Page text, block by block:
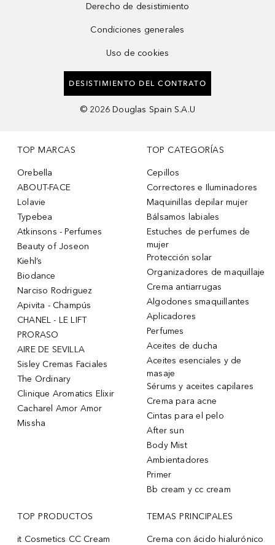
Derecho de desistimiento
Condiciones generales
Uso de cookies
DESISTIMIENTO DEL CONTRATO
© 2026 Douglas Spain S.A.U
TOP MARCAS
Orebella
ABOUT-FACE
Lolavie
Typebea
Atkinsons - Perfumes
Beauty of Joseon
Kiehl’s
Biodance
Narciso Rodriguez
Apivita - Champús
CHANEL - LE LIFT
PRORASO
AIRE DE SEVILLA
Sisley Cremas Faciales
The Ordinary
Clinique Aromatics Elixir
Cacharel Amor Amor
Missha
TOP CATEGORÍAS
Cepillos
Correctores e Iluminadores
Maquinillas depilar mujer
Bálsamos labiales
Estuches de perfumes de
mujer
Protección solar
Organizadores de maquillaje
Crema antiarrugas
Algodones smaquillantes
Aplicadores
Perfumes
Aceites de ducha
Aceites esenciales y de
masaje
Sérums y aceites capilares
Crema para acne
Cintas para el pelo
After sun
Body Mist
Ambientadores
Primer
Bb cream y cc cream
TOP PRODUCTOS
it Cosmetics CC Cream
TEMAS PRINCIPALES
Crema con ácido hialurónico